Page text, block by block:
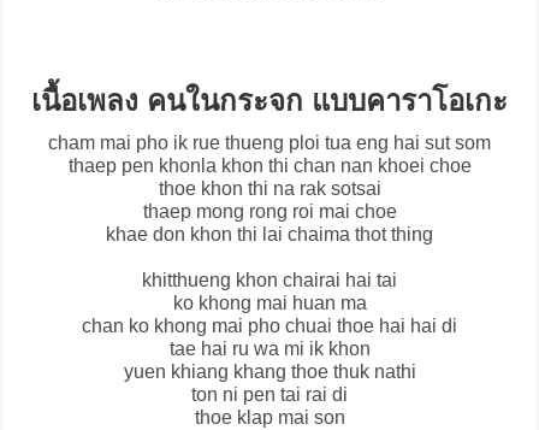
เนื้อเพลง คนในกระจก แบบคาราโอเกะ
cham mai pho ik rue thueng ploi tua eng hai sut som
thaep pen khonla khon thi chan nan khoei choe
thoe khon thi na rak sotsai
thaep mong rong roi mai choe
khae don khon thi lai chaima thot thing
khitthueng khon chairai hai tai
ko khong mai huan ma
chan ko khong mai pho chuai thoe hai hai di
tae hai ru wa mi ik khon
yuen khiang khang thoe thuk nathi
ton ni pen tai rai di
thoe klap mai son